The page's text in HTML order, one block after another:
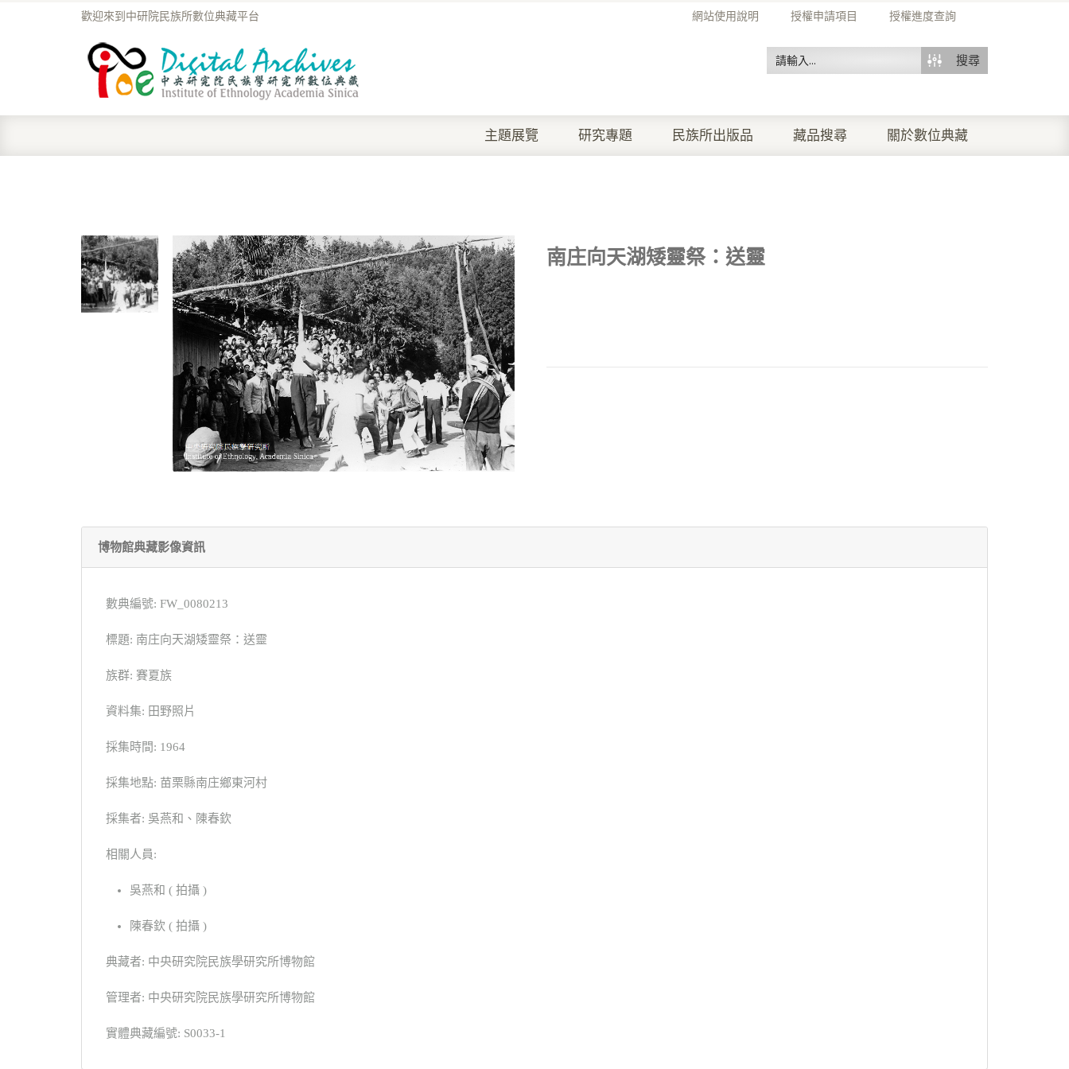
網站使用說明 授權申請項目 授權進度查詢
歡迎來到中研院民族所數位典藏平台
搜尋
主題展覽 研究專題 民族所出版品 藏品搜尋 關於數位典藏
南庄向天湖矮靈祭：送靈
博物館典藏影像資訊
數典編號: FW_0080213
標題: 南庄向天湖矮靈祭：送靈
族群: 賽夏族
資料集: 田野照片
採集時間: 1964
採集地點: 苗栗縣南庄鄉東河村
採集者: 吳燕和、陳春欽
相關人員:
吳燕和 ( 拍攝 )
陳春欽 ( 拍攝 )
典藏者: 中央研究院民族學研究所博物館
管理者: 中央研究院民族學研究所博物館
實體典藏編號: S0033-1